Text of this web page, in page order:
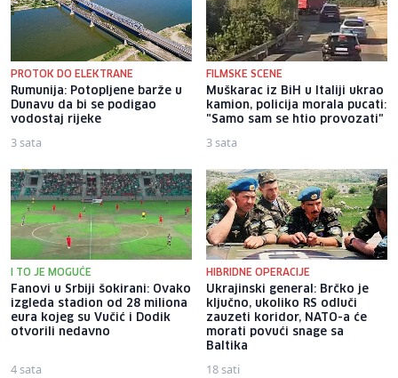
PROTOK DO ELEKTRANE
Rumunija: Potopljene barže u
Dunavu da bi se podigao
vodostaj rijeke
3 sata
FILMSKE SCENE
Muškarac iz BiH u Italiji ukrao
kamion, policija morala pucati:
"Samo sam se htio provozati"
3 sata
I TO JE MOGUĆE
Fanovi u Srbiji šokirani: Ovako
izgleda stadion od 28 miliona
eura kojeg su Vučić i Dodik
otvorili nedavno
4 sata
HIBRIDNE OPERACIJE
Ukrajinski general: Brčko je
ključno, ukoliko RS odluči
zauzeti koridor, NATO-a će
morati povući snage sa
Baltika
18 sati